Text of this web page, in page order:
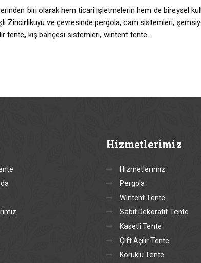
biri olarak hem ticari işletmelerin hem de bireysel
Zincirlikuyu ve çevresinde pergola, cam sistemleri,
tente, kış bahçesi sistemleri, wintent tente…
Hizmetlerimiz
Hizmetlerimiz
Pergola
Wintent Tente
Sabit Dekoratif Tente
Kasetli Tente
Çift Açılır Tente
Körüklü Tente